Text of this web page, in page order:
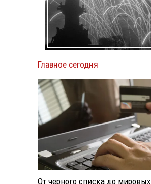
Главное сегодня
От черного списка до мировых